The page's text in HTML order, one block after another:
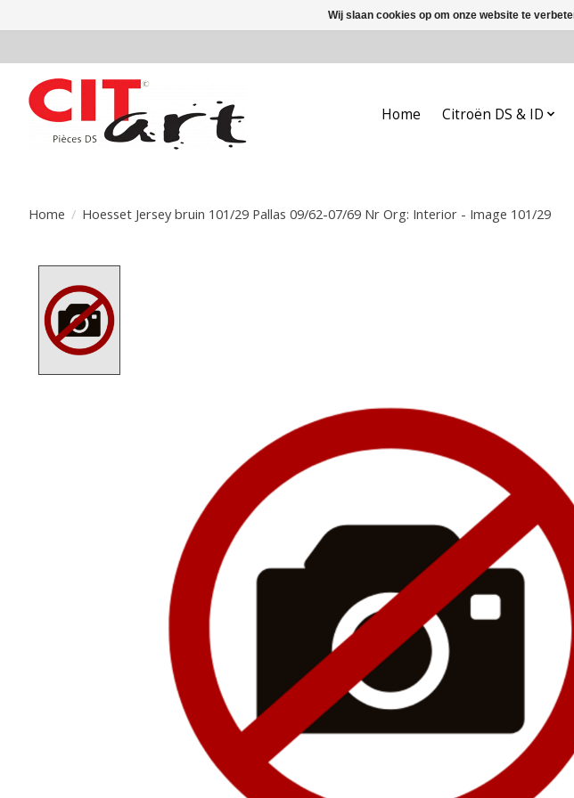
Home Citroën DS & ID
Home / Hoesset Jersey bruin 101/29 Pallas 09/62-07/69 Nr Org: Interior - Image 101/29
Wij slaan cookies op om onze website te